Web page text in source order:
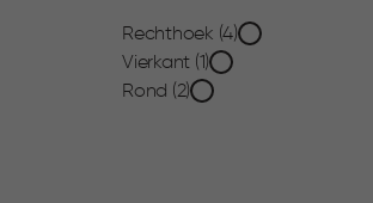
Vorm
filter
Rechthoek (4)
Vierkant (1)
Rond (2)